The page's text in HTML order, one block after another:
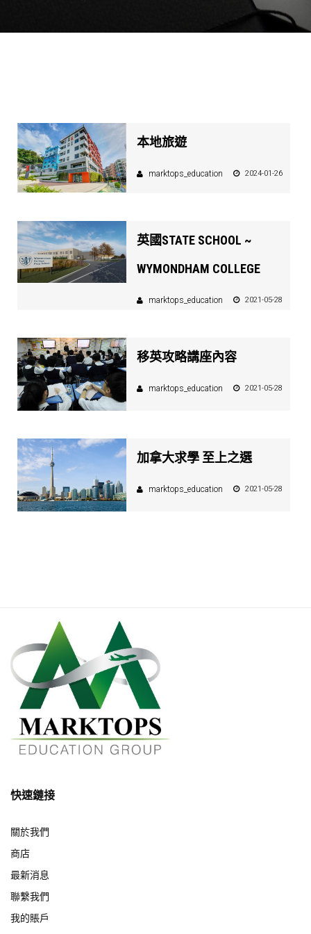
本地旅遊
marktops_education 2024-01-26
英國STATE SCHOOL ~
WYMONDHAM COLLEGE
marktops_education 2021-05-28
移英攻略講座內容
marktops_education 2021-05-28
加拿大求學 至上之選
marktops_education 2021-05-28
快速鏈接
關於我們
商店
最新消息
聯繫我們
我的賬戶